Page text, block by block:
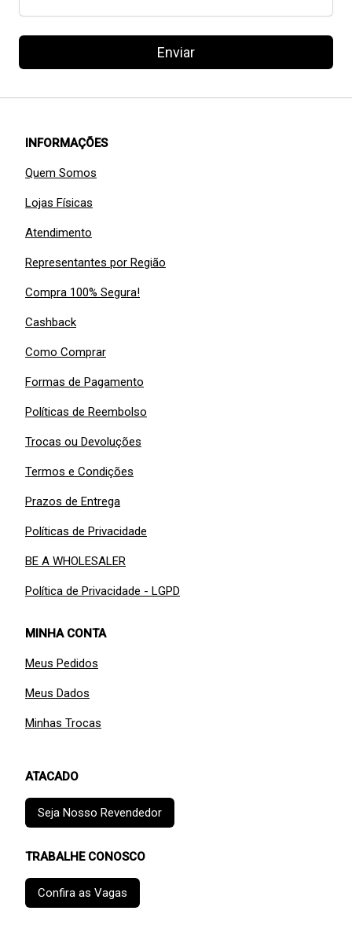
Enviar
INFORMAÇÕES
Quem Somos
Lojas Físicas
Atendimento
Representantes por Região
Compra 100% Segura!
Cashback
Como Comprar
Formas de Pagamento
Políticas de Reembolso
Trocas ou Devoluções
Termos e Condições
Prazos de Entrega
Políticas de Privacidade
BE A WHOLESALER
Política de Privacidade - LGPD
MINHA CONTA
Meus Pedidos
Meus Dados
Minhas Trocas
ATACADO
Seja Nosso Revendedor
TRABALHE CONOSCO
Confira as Vagas